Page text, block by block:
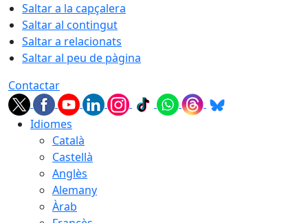
Saltar a la capçalera
Saltar al contingut
Saltar a relacionats
Saltar al peu de pàgina
Contactar
Idiomes
Català
Castellà
Anglès
Alemany
Àrab